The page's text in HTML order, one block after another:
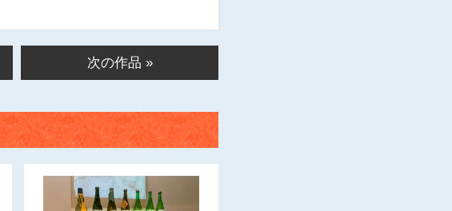
次の作品 »